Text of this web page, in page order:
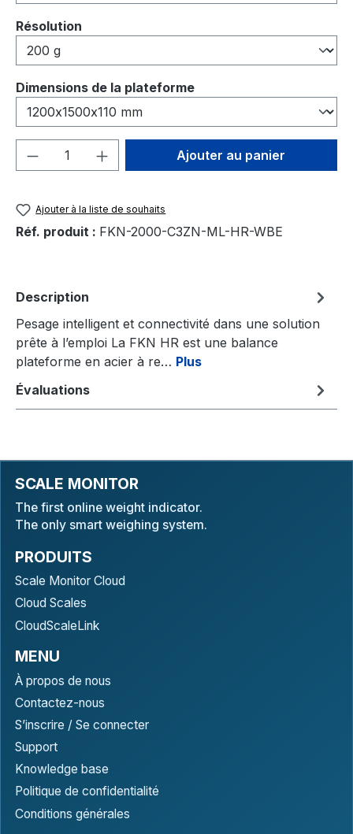
Sélectionnez
Résolution
Sélectionnez
Dimensions de la plateforme
Quantité de produit : Entrez la
Ajouter au panier
Ajouter à la liste de souhaits
Réf. produit : FKN-2000-C3ZN-ML-HR-WBE
Description
Pesage intelligent et connectivité dans une solution
prête à l’emploi La FKN HR est une balance
plateforme en acier à re… Plus
Évaluations
SCALE MONITOR
The first online weight indicator.
The only smart weighing system.
PRODUITS
Scale Monitor Cloud
Cloud Scales
CloudScaleLink
MENU
À propos de nous
Contactez-nous
S’inscrire / Se connecter
Support
Knowledge base
Politique de confidentialité
Conditions générales